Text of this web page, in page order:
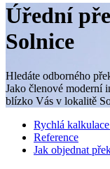
Úřední
Solnice
Hledáte odborného
Jako členové moderní
blízko Vás v lokalitě
Rychlá
Reference
Jak objednat